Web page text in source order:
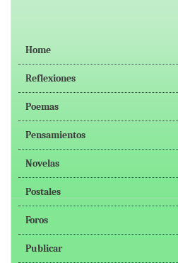
Home
Reflexiones
Poemas
Pensamientos
Novelas
Postales
Foros
Publicar